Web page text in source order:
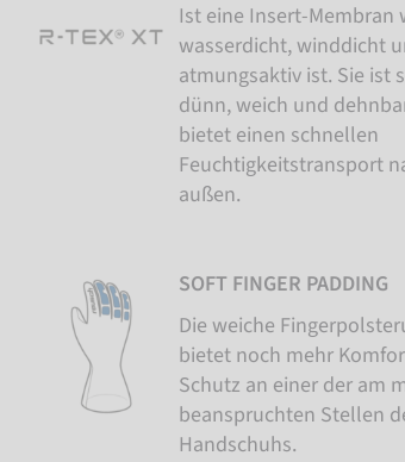
Ist eine Insert-Membran
wasserdicht, winddicht
atmungsaktiv ist. Sie ist
dünn, weich und
bietet einen schnellen
Feuchtigkeitstransport
außen.
SOFT FINGER PADDING
Die weiche
bietet noch mehr
Schutz an einer der am
beanspruchten Stellen
Handschuhs.